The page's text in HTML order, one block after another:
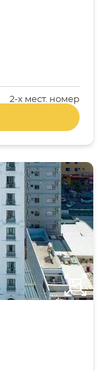
2-x мест. номер